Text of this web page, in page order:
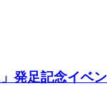
発足記念イベ